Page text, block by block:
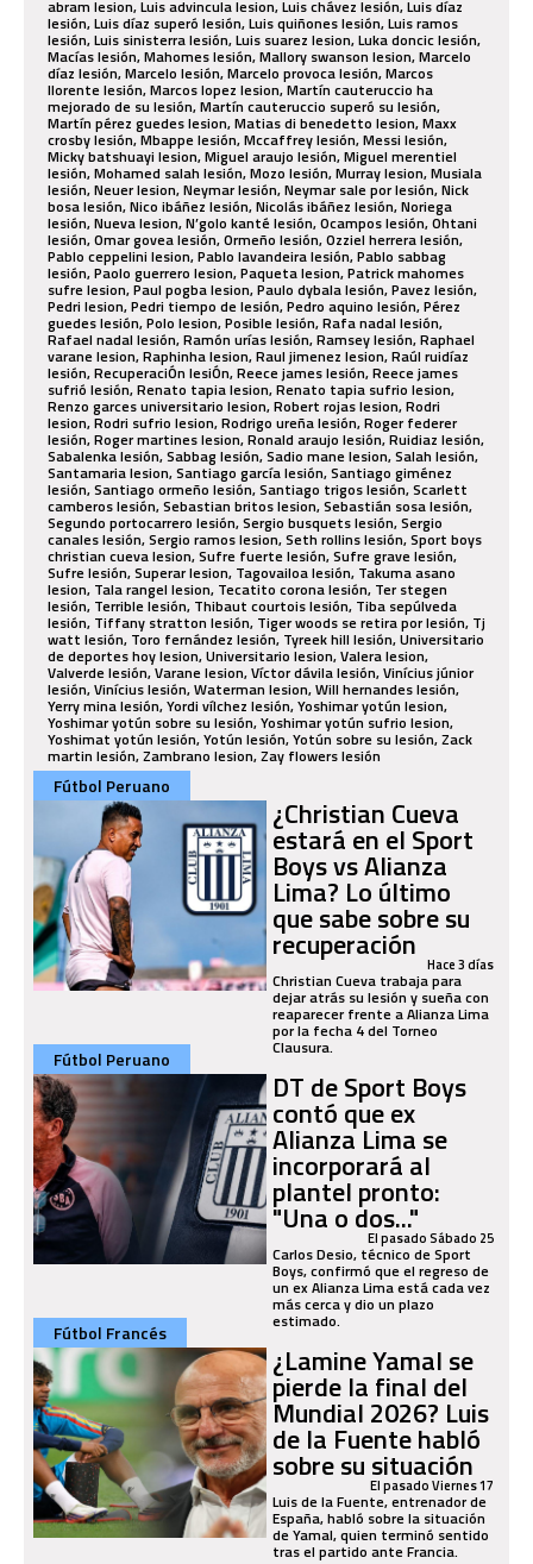
Fútbol Peruano
¿Christian Cueva
estará en el Sport
Boys vs Alianza
Lima? Lo último
que sabe sobre su
recuperación Hace 3 días
Christian Cueva trabaja para
dejar atrás su lesión y sueña con
reaparecer frente a Alianza Lima
por la fecha 4 del Torneo
Clausura.
Fútbol Peruano
DT de Sport Boys
contó que ex
Alianza Lima se
incorporará al
plantel pronto:
"Una o dos..."El pasado Sábado 25
Carlos Desio, técnico de Sport
Boys, confirmó que el regreso de
un ex Alianza Lima está cada vez
más cerca y dio un plazo
estimado.
Fútbol Francés
¿Lamine Yamal se
pierde la final del
Mundial 2026? Luis
de la Fuente habló
sobre su situación
El pasado Viernes 17
Luis de la Fuente, entrenador de
España, habló sobre la situación
de Yamal, quien terminó sentido
tras el partido ante Francia.